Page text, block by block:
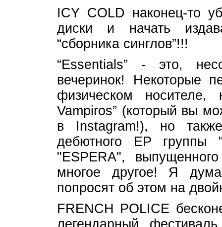
ICY COLD наконец-то
диски и начать
“сборника синглов”!!!
“Essentials” - это,
вечеринок! Некоторые
физическом
Vampiros” (который вы
в Instagram!), но
дебютного EP группы
"ESPERA",
многое другое! Я
попросят об этом на
FRENCH POLICE
легендарный